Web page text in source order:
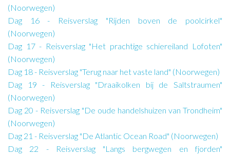
(Noorwegen)
Dag 16 - Reisverslag "Rijden boven de poolcirkel"
(Noorwegen)
Dag 17 - Reisverslag "Het prachtige schiereiland Lofoten"
(Noorwegen)
Dag 18 - Reisverslag "Terug naar het vaste land" (Noorwegen)
Dag 19 - Reisverslag "Draaikolken bij de Saltstraumen"
(Noorwegen)
Dag 20 - Reisverslag "De oude handelshuizen van Trondheim"
(Noorwegen)
Dag 21 - Reisverslag "De Atlantic Ocean Road" (Noorwegen)
Dag 22 - Reisverslag "Langs bergwegen en fjorden"